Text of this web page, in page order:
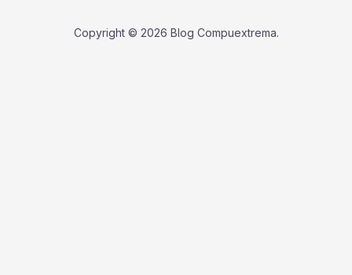
Copyright © 2026 Blog Compuextrema.